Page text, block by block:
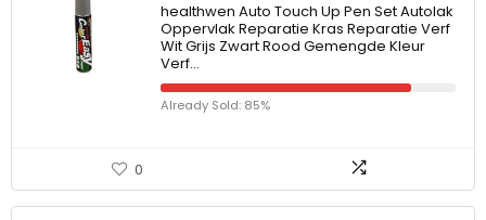
healthwen Auto Touch Up Pen Set Autolak
Oppervlak Reparatie Kras Reparatie Verf
Wit Grijs Zwart Rood Gemengde Kleur
Verf…
Already Sold: 85%
0